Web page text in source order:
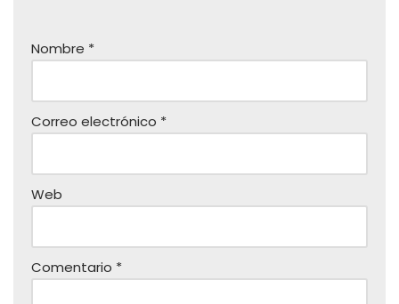
Nombre *
Correo electrónico *
Web
Comentario *